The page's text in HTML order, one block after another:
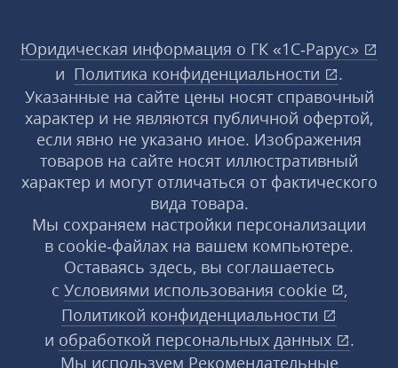
Юридическая информация о ГК «1С‑Рарус»
и Политика конфиденциальности
.
Указанные на сайте цены носят справочный
характер и не являются публичной офертой,
если явно не указано иное. Изображения
товаров на сайте носят иллюстративный
характер и могут отличаться от фактического
вида товара.
Мы сохраняем настройки персонализации
в cookie‑файлах на вашем компьютере.
Оставаясь здесь, вы соглашаетесь
с Условиями использования cookie
,
Политикой конфиденциальности
и обработкой персональных данных
.
Мы используем Рекомендательные